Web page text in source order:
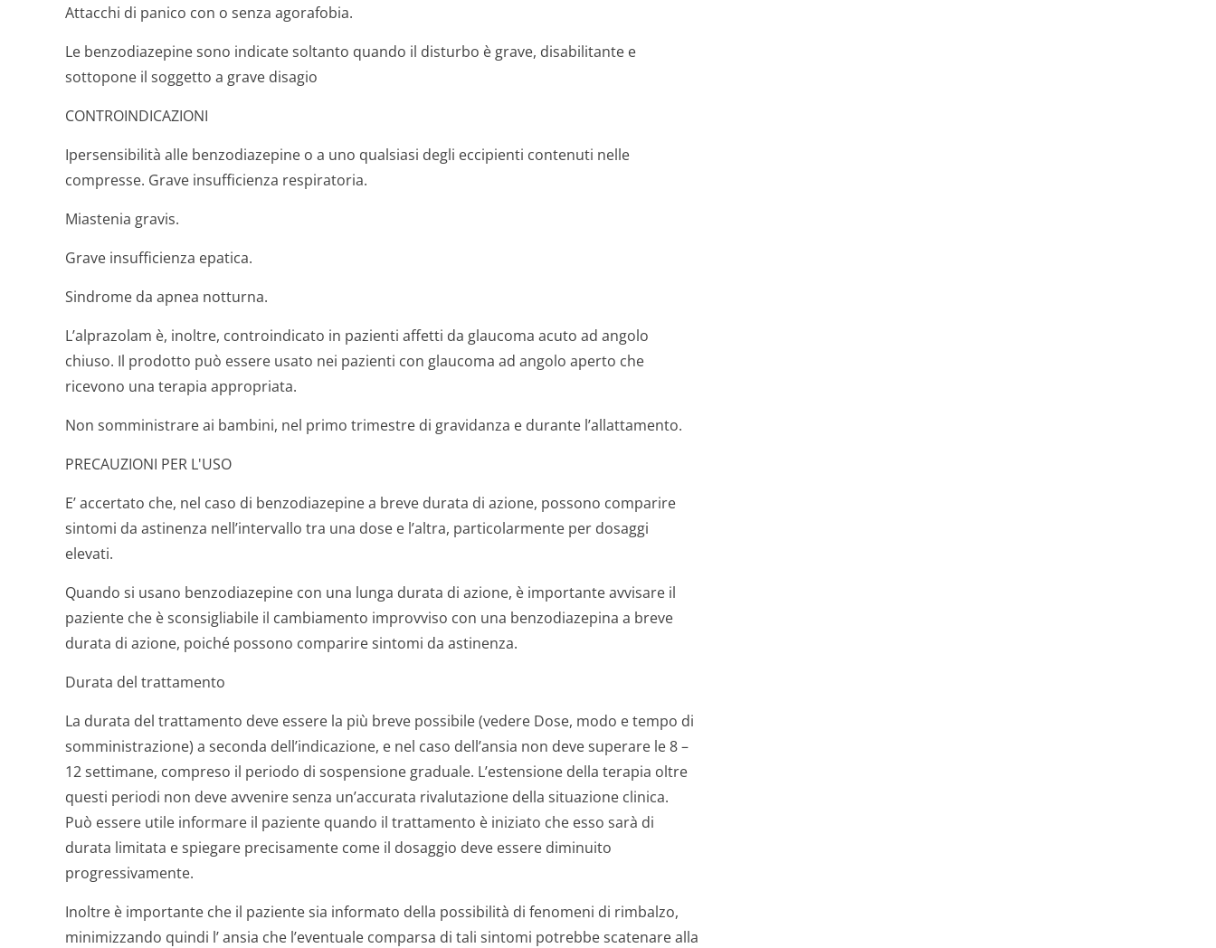
Attacchi di panico con o senza agorafobia.
Le benzodiazepine sono indicate soltanto quando il disturbo è grave, disabilitante e
sottopone il soggetto a grave disagio
CONTROINDICAZIONI
Ipersensibilità alle benzodiazepine o a uno qualsiasi degli eccipienti contenuti nelle
compresse. Grave insufficienza respiratoria.
Miastenia gravis.
Grave insufficienza epatica.
Sindrome da apnea notturna.
L’alprazolam è, inoltre, controindicato in pazienti affetti da glaucoma acuto ad angolo
chiuso. Il prodotto può essere usato nei pazienti con glaucoma ad angolo aperto che
ricevono una terapia appropriata.
Non somministrare ai bambini, nel primo trimestre di gravidanza e durante l’allattamento.
PRECAUZIONI PER L'USO
E’ accertato che, nel caso di benzodiazepine a breve durata di azione, possono comparire
sintomi da astinenza nell’intervallo tra una dose e l’altra, particolarmente per dosaggi
elevati.
Quando si usano benzodiazepine con una lunga durata di azione, è importante avvisare il
paziente che è sconsigliabile il cambiamento improvviso con una benzodiazepina a breve
durata di azione, poiché possono comparire sintomi da astinenza.
Durata del trattamento
La durata del trattamento deve essere la più breve possibile (vedere Dose, modo e tempo di
somministrazione) a seconda dell’indicazione, e nel caso dell’ansia non deve superare le 8 –
12 settimane, compreso il periodo di sospensione graduale. L’estensione della terapia oltre
questi periodi non deve avvenire senza un’accurata rivalutazione della situazione clinica.
Può essere utile informare il paziente quando il trattamento è iniziato che esso sarà di
durata limitata e spiegare precisamente come il dosaggio deve essere diminuito
progressivamente.
Inoltre è importante che il paziente sia informato della possibilità di fenomeni di rimbalzo,
minimizzando quindi l’ ansia che l’eventuale comparsa di tali sintomi potrebbe scatenare alla